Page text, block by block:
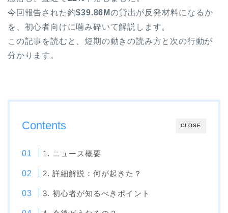
今回報告された約$39.86Mの貸出が反発材料になるか
を、初心者向けに噛み砕いて解説します。
この記事を読むと、短期の動きの読み方と次の行動が
分かります。
CLOSE
Contents
1. ニュース概要
2. 詳細解説：何が起きた？
3. 初心者が知るべきポイント